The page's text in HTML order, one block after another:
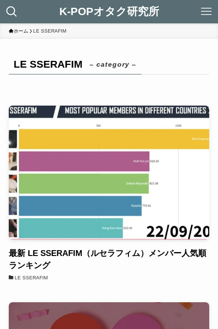
K-POPオタク研究所
ホーム LE SSERAFIM
LE SSERAFIM – category –
最新 LE SSERAFIM（ルセラフィム）メンバー人気順
ランキング
LE SSERAFIM